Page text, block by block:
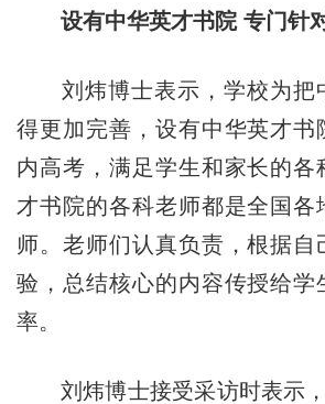
设有中华英才书院 专门针
刘炜博士表示，学校为把
得更加完善，设有中华英才书
内高考，满足学生和家长的各
才书院的各科老师都是全国各
师。老师们认真负责，根据自
验，总结核心的内容传授给学
率。
刘炜博士接受采访时表示，